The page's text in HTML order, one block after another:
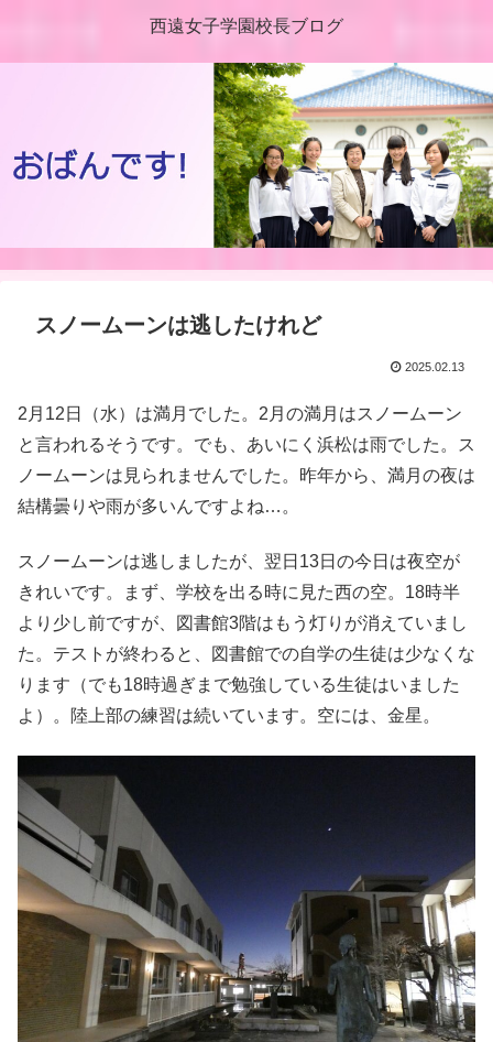
西遠女子学園校長ブログ
スノームーンは逃したけれど
2025.02.13
2月12日（水）は満月でした。2月の満月はスノームーン
と言われるそうです。でも、あいにく浜松は雨でした。ス
ノームーンは見られませんでした。昨年から、満月の夜は
結構曇りや雨が多いんですよね…。
スノームーンは逃しましたが、翌日13日の今日は夜空が
きれいです。まず、学校を出る時に見た西の空。18時半
より少し前ですが、図書館3階はもう灯りが消えていまし
た。テストが終わると、図書館での自学の生徒は少なくな
ります（でも18時過ぎまで勉強している生徒はいました
よ）。陸上部の練習は続いています。空には、金星。